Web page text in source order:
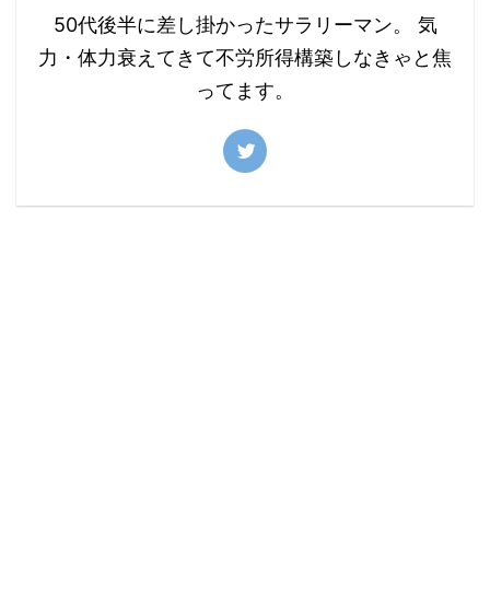
50代後半に差し掛かったサラリーマン。 気
力・体力衰えてきて不労所得構築しなきゃと焦
ってます。